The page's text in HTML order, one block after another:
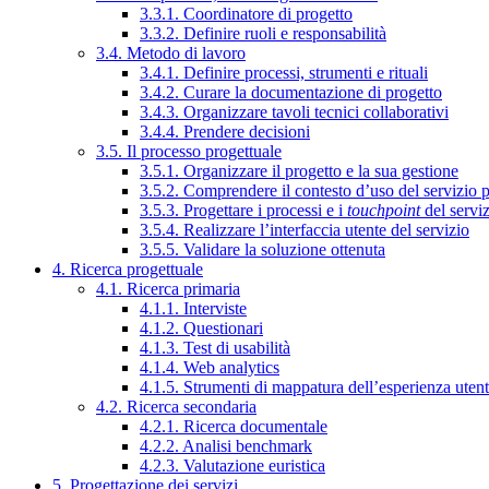
3.3.1. Coordinatore di progetto
3.3.2. Definire ruoli e responsabilità
3.4. Metodo di lavoro
3.4.1. Definire processi, strumenti e rituali
3.4.2. Curare la documentazione di progetto
3.4.3. Organizzare tavoli tecnici collaborativi
3.4.4. Prendere decisioni
3.5. Il processo progettuale
3.5.1. Organizzare il progetto e la sua gestione
3.5.2. Comprendere il contesto d’uso del servizio
3.5.3. Progettare i processi e i touchpointdel
3.5.4. Realizzare l’interfaccia utente del servizio
3.5.5. Validare la soluzione ottenuta
4. Ricerca progettuale
4.1. Ricerca primaria
4.1.1. Interviste
4.1.2. Questionari
4.1.3. Test di usabilità
4.1.4. Web analytics
4.1.5. Strumenti di mappatura dell’esperienza
4.2. Ricerca secondaria
4.2.1. Ricerca documentale
4.2.2. Analisi benchmark
4.2.3. Valutazione euristica
5. Progettazione dei servizi